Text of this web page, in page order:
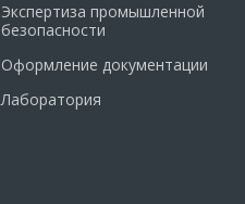
Экспертиза промышленной
безопасности
Оформление документации
Лаборатория